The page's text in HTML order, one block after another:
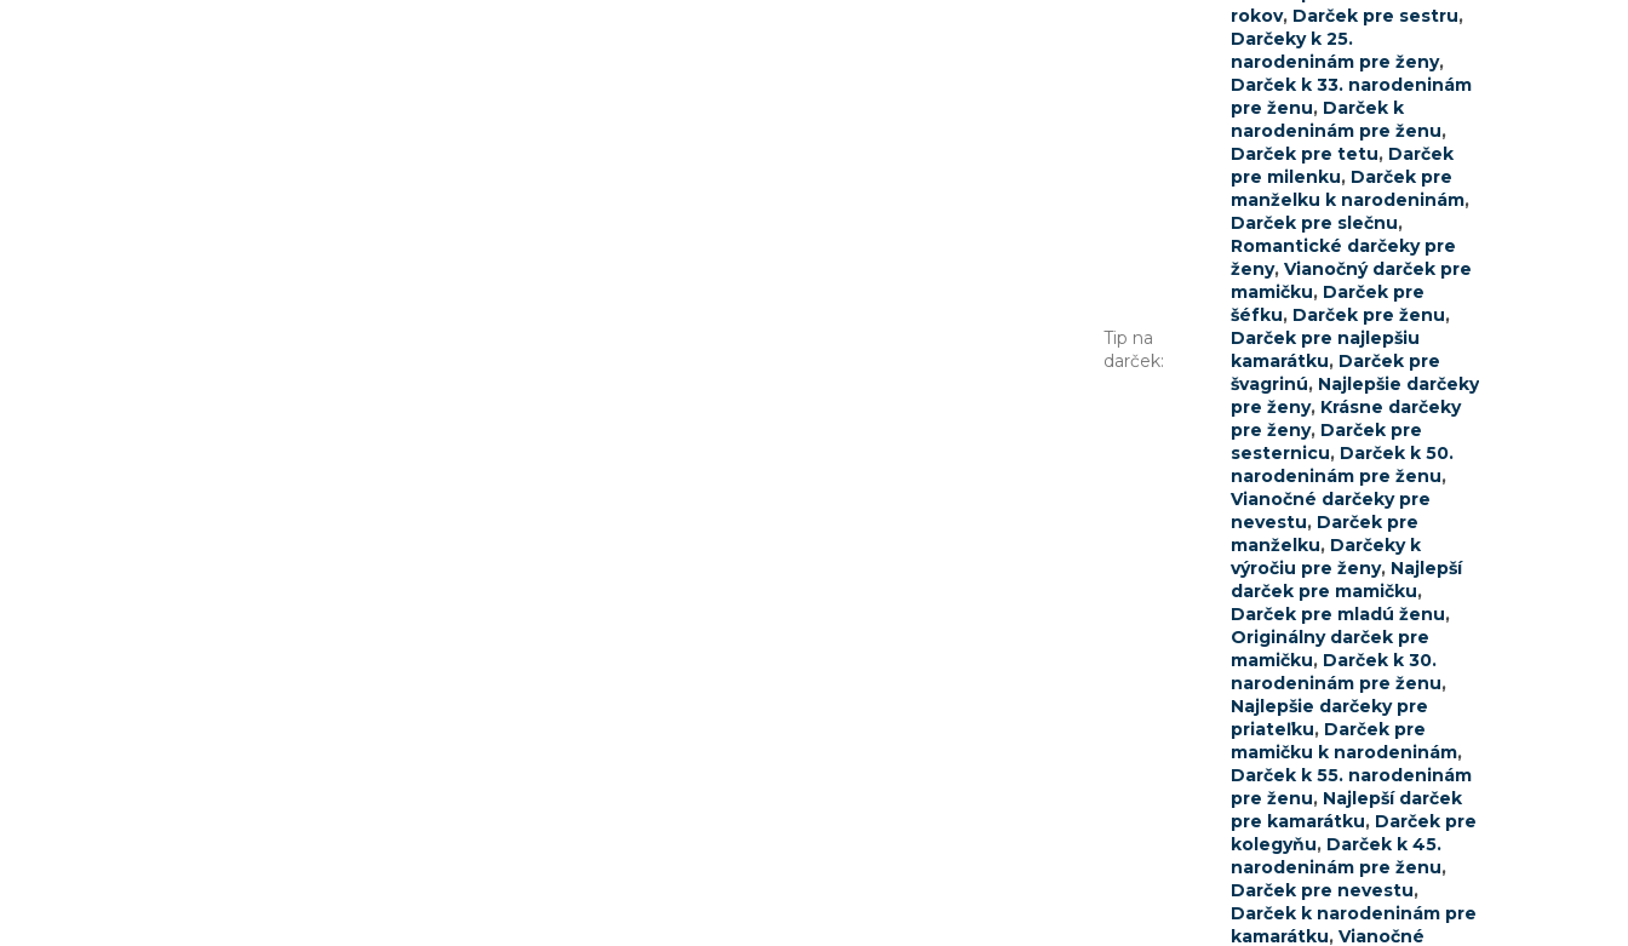
Tip na
darček:
rokov, Darček pre sestru,
Darčeky k 25.
narodeninám pre ženy,
Darček k 33. narodeninám
pre ženu, Darček k
narodeninám pre ženu,
Darček pre tetu, Darček
pre milenku, Darček pre
manželku k narodeninám,
Darček pre slečnu,
Romantické darčeky pre
ženy, Vianočný darček pre
mamičku, Darček pre
šéfku, Darček pre ženu,
Darček pre najlepšiu
kamarátku, Darček pre
švagrinú, Najlepšie darčeky
pre ženy, Krásne darčeky
pre ženy, Darček pre
sesternicu, Darček k 50.
narodeninám pre ženu,
Vianočné darčeky pre
nevestu, Darček pre
manželku, Darčeky k
výročiu pre ženy, Najlepší
darček pre mamičku,
Darček pre mladú ženu,
Originálny darček pre
mamičku, Darček k 30.
narodeninám pre ženu,
Najlepšie darčeky pre
priateľku, Darček pre
mamičku k narodeninám,
Darček k 55. narodeninám
pre ženu, Najlepší darček
pre kamarátku, Darček pre
kolegyňu, Darček k 45.
narodeninám pre ženu,
Darček pre nevestu,
Darček k narodeninám pre
kamarátku, Vianočné